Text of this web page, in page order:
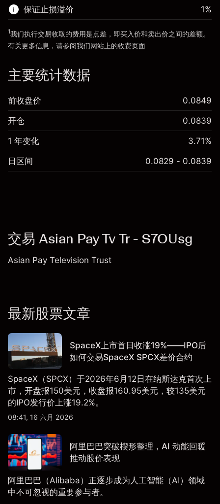
前往平台
SGD 19,000.00
前往平台
保证止损溢价 1%
1我们执行交易收取的费用是点差，即买入价和卖出价之间的差额。
有关更多信息，请参阅我们网站上的收费页面
主要统计数据
前收盘价 0.0849
开仓 0.0839
1 年变化 3.71%
日区间 0.0829 - 0.0839
交易 Asian Pay Tv Tr - S7OUsg
Asian Pay Television Trust
最新股票文章
SpaceX上市首日收涨19%——IPO后
如何交易SpaceX SPCX差价合约
SpaceX（SPCX）于2026年6月12日在纳斯达克首次上
市，开盘报150美元，收盘报160.95美元，较135美元
的IPO发行价上涨19.2%。
08:41, 16 六月 2026
阿里巴巴突破楔形整理，AI 动能回暖
推动股价表现
阿里巴巴（Alibaba）正逐步成为人工智能（AI）领域
中不可忽视的重要参与者。